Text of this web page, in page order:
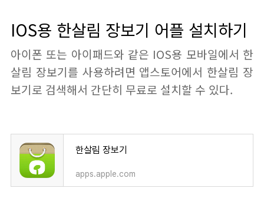
IOS용 한살림 장보기 어플 설치하기
아이폰 또는 아이패드와 같은 IOS용 모바일에서 한
살림 장보기를 사용하려면 앱스토어에서 한살림 장
보기로 검색해서 간단히 무료로 설치할 수 있다.
한살림 장보기
apps.apple.com